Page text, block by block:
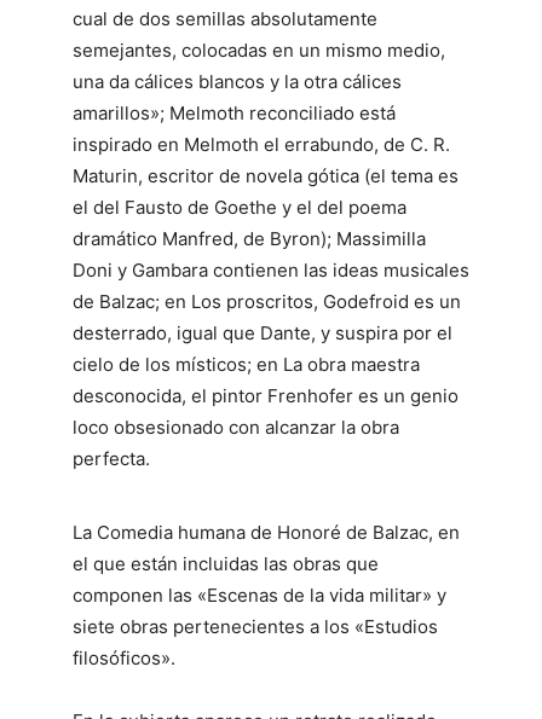
cual de dos semillas absolutamente
semejantes, colocadas en un mismo medio,
una da cálices blancos y la otra cálices
amarillos»; Melmoth reconciliado está
inspirado en Melmoth el errabundo, de C. R.
Maturin, escritor de novela gótica (el tema es
el del Fausto de Goethe y el del poema
dramático Manfred, de Byron); Massimilla
Doni y Gambara contienen las ideas musicales
de Balzac; en Los proscritos, Godefroid es un
desterrado, igual que Dante, y suspira por el
cielo de los místicos; en La obra maestra
desconocida, el pintor Frenhofer es un genio
loco obsesionado con alcanzar la obra
perfecta.
La Comedia humana de Honoré de Balzac, en
el que están incluidas las obras que
componen las «Escenas de la vida militar» y
siete obras pertenecientes a los «Estudios
filosóficos».